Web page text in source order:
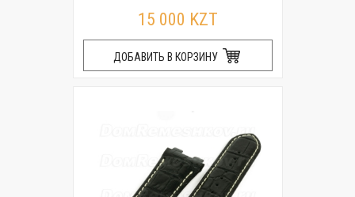
15 000 KZT
ДОБАВИТЬ В КОРЗИНУ